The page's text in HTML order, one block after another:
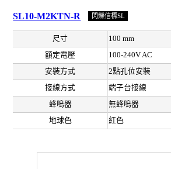
SL10-M2KTN-R 閃爍信標SL
尺寸
100 mm
額定電壓
100-240V AC
安裝方式
2點孔位安裝
接線方式
端子台接線
蜂鳴器
無蜂鳴器
地球色
紅色